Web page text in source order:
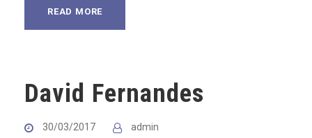
READ MORE
David Fernandes
30/03/2017 admin